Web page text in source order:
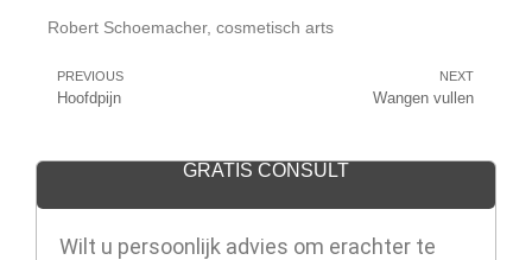
Robert Schoemacher, cosmetisch arts
PREVIOUS
Hoofdpijn
NEXT
Wangen vullen
GRATIS CONSULT
Wilt u persoonlijk advies om erachter te